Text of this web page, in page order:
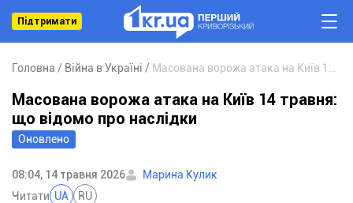
Підтримати
Головна Війна в Україні
Оновлено
Масована ворожа атака на Київ 14 травня:
що відомо про наслідки
08:04, 14 травня 2026
Марина Кулик
Читати UA RU